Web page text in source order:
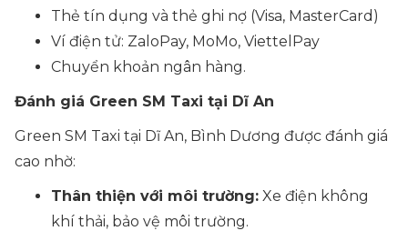
Thẻ tín dụng và thẻ ghi nợ (Visa, MasterCard)
Ví điện tử: ZaloPay, MoMo, ViettelPay
Chuyển khoản ngân hàng.
Đánh giá Green SM Taxi tại Dĩ An
Green SM Taxi tại Dĩ An, Bình Dương được đánh giá
cao nhờ:
Thân thiện với môi trường: Xe điện không
khí thải, bảo vệ môi trường.